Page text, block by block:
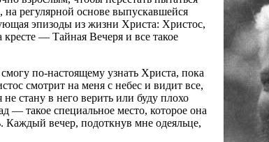
регулярной основе выпускавшейся
эпизоды из жизни Христа: Христос,
— Тайная Вечеря и все такое
по-настоящему узнать Христа, пока
смотрит на меня с небес и видит все,
стану в него верить или буду плохо
— такое специальное место, которое она
. Каждый вечер, подоткнув мне одеяльце,